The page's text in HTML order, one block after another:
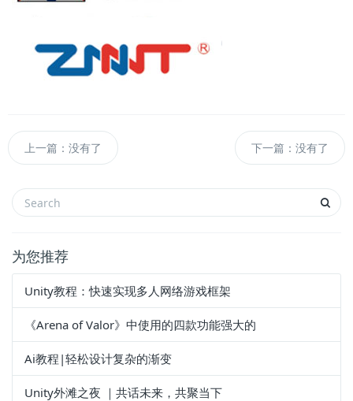
上一篇：没有了 下一篇：没有了
为您推荐
Unity教程：快速实现多人网络游戏框架
《Arena of Valor》中使用的四款功能强大的
Ai教程|轻松设计复杂的渐变
Unity外滩之夜 ｜共话未来，共聚当下